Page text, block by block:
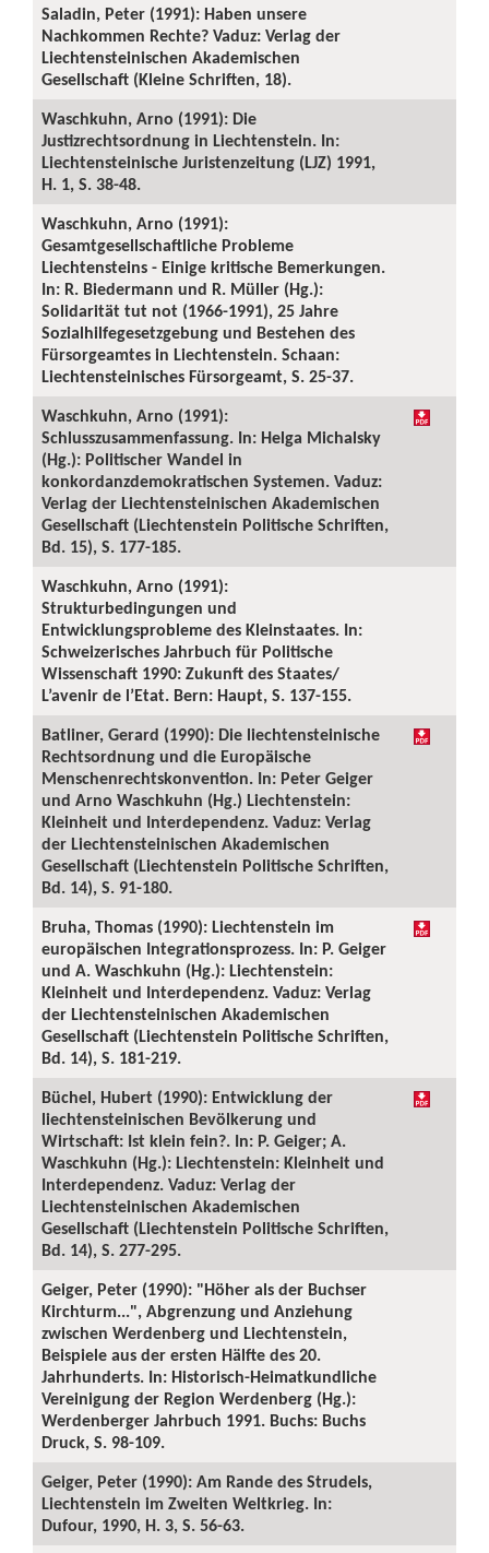
Saladin, Peter (1991): Haben unsere
Nachkommen Rechte? Vaduz: Verlag der
Liechtensteinischen Akademischen
Gesellschaft (Kleine Schriften, 18).
Waschkuhn, Arno (1991): Die
Justizrechtsordnung in Liechtenstein. In:
Liechtensteinische Juristenzeitung (LJZ) 1991,
H. 1, S. 38-48.
Waschkuhn, Arno (1991):
Gesamtgesellschaftliche Probleme
Liechtensteins - Einige kritische Bemerkungen.
In: R. Biedermann und R. Müller (Hg.):
Solidarität tut not (1966-1991), 25 Jahre
Sozialhilfegesetzgebung und Bestehen des
Fürsorgeamtes in Liechtenstein. Schaan:
Liechtensteinisches Fürsorgeamt, S. 25-37.
Waschkuhn, Arno (1991):
Schlusszusammenfassung. In: Helga Michalsky
(Hg.): Politischer Wandel in
konkordanzdemokratischen Systemen. Vaduz:
Verlag der Liechtensteinischen Akademischen
Gesellschaft (Liechtenstein Politische Schriften,
Bd. 15), S. 177-185.
Waschkuhn, Arno (1991):
Strukturbedingungen und
Entwicklungsprobleme des Kleinstaates. In:
Schweizerisches Jahrbuch für Politische
Wissenschaft 1990: Zukunft des Staates/
L’avenir de l’Etat. Bern: Haupt, S. 137-155.
Batliner, Gerard (1990): Die liechtensteinische
Rechtsordnung und die Europäische
Menschenrechtskonvention. In: Peter Geiger
und Arno Waschkuhn (Hg.) Liechtenstein:
Kleinheit und Interdependenz. Vaduz: Verlag
der Liechtensteinischen Akademischen
Gesellschaft (Liechtenstein Politische Schriften,
Bd. 14), S. 91-180.
Bruha, Thomas (1990): Liechtenstein im
europäischen Integrationsprozess. In: P. Geiger
und A. Waschkuhn (Hg.): Liechtenstein:
Kleinheit und Interdependenz. Vaduz: Verlag
der Liechtensteinischen Akademischen
Gesellschaft (Liechtenstein Politische Schriften,
Bd. 14), S. 181-219.
Büchel, Hubert (1990): Entwicklung der
liechtensteinischen Bevölkerung und
Wirtschaft: Ist klein fein?. In: P. Geiger; A.
Waschkuhn (Hg.): Liechtenstein: Kleinheit und
Interdependenz. Vaduz: Verlag der
Liechtensteinischen Akademischen
Gesellschaft (Liechtenstein Politische Schriften,
Bd. 14), S. 277-295.
Geiger, Peter (1990): "Höher als der Buchser
Kirchturm...", Abgrenzung und Anziehung
zwischen Werdenberg und Liechtenstein,
Beispiele aus der ersten Hälfte des 20.
Jahrhunderts. In: Historisch-Heimatkundliche
Vereinigung der Region Werdenberg (Hg.):
Werdenberger Jahrbuch 1991. Buchs: Buchs
Druck, S. 98-109.
Geiger, Peter (1990): Am Rande des Strudels,
Liechtenstein im Zweiten Weltkrieg. In:
Dufour, 1990, H. 3, S. 56-63.